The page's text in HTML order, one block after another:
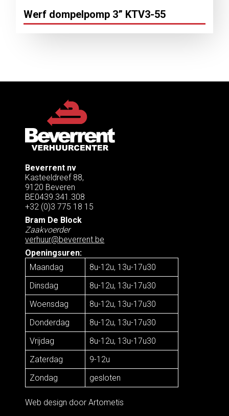
Werf dompelpomp 3” KTV3-55
Beverrent nv
Kasteeldreef 88,
9120 Beveren
BE0439.341.308
+32 (0)3 775 18 15
Bram De Block
Zaakvoerder
verhuur@beverrent.be
Openingsuren:
Maandag
8u-12u, 13u-17u30
Dinsdag
8u-12u, 13u-17u30
Woensdag
8u-12u, 13u-17u30
Donderdag
8u-12u, 13u-17u30
Vrijdag
8u-12u, 13u-17u30
Zaterdag
9-12u
Zondag
gesloten
Web design doorArtometis